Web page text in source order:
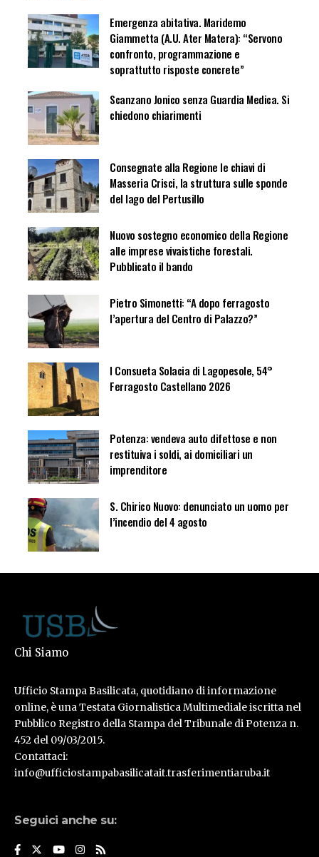
Emergenza abitativa. Maridemo
Giammetta (A.U. Ater Matera): “Servono
confronto, programmazione e
soprattutto risposte concrete”
Scanzano Jonico senza Guardia Medica. Si
chiedono chiarimenti
Consegnate alla Regione le chiavi di
Masseria Crisci, la struttura sulle sponde
del lago del Pertusillo
Nuovo sostegno economico della Regione
alle imprese vivaistiche forestali.
Pubblicato il bando
Pietro Simonetti: “A dopo ferragosto
l’apertura del Centro di Palazzo?”
I Consueta Solacia di Lagopesole, 54°
Ferragosto Castellano 2026
Potenza: vendeva auto difettose e non
restituiva i soldi, ai domiciliari un
imprenditore
S. Chirico Nuovo: denunciato un uomo per
l’incendio del 4 agosto
Chi Siamo
Ufficio Stampa Basilicata, quotidiano di informazione
online, è una Testata Giornalistica Multimediale iscritta nel
Pubblico Registro della Stampa del Tribunale di Potenza n.
452 del 09/03/2015.
Contattaci:
info@ufficiostampabasilicatait.trasferimentiaruba.it
Seguici anche su: